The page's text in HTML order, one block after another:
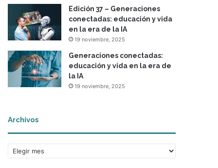
Edición 37 – Generaciones
conectadas: educación y vida
en la era de la IA
19 noviembre, 2025
Generaciones conectadas:
educación y vida en la era de
la IA
19 noviembre, 2025
Archivos
r